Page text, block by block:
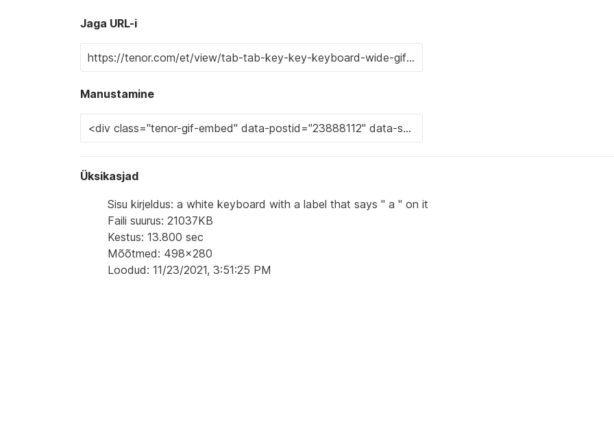
Jaga URL-i
Manustamine
Üksikasjad
Sisu kirjeldus: a white keyboard with a label that says " a " on it
Faili suurus: 21037KB
Kestus: 13.800 sec
Mõõtmed: 498x280
Loodud: 11/23/2021, 3:51:25 PM